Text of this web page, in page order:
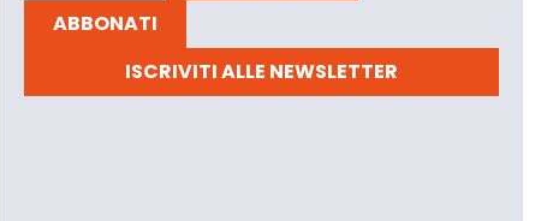
ABBONATI
ISCRIVITI ALLE NEWSLETTER